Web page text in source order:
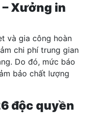
– Xưởng in
và gia công hoàn
chi phí trung gian
Do đó, mức báo
bảo chất lượng
độc quyền